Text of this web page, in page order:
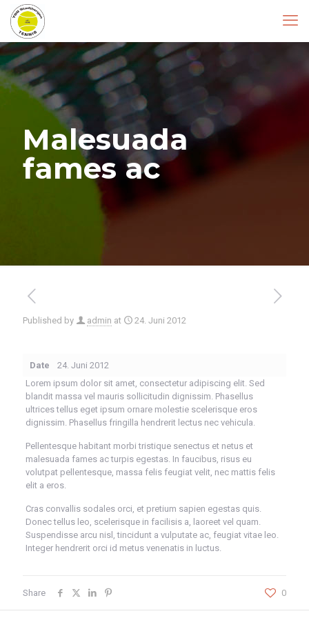
Malesuada
fames ac
Published by admin at 24. Juni 2012
Date
24. Juni 2012
Lorem ipsum dolor sit amet, consectetur adipiscing elit. Sed
blandit massa vel mauris sollicitudin dignissim. Phasellus
ultrices tellus eget ipsum ornare molestie scelerisque eros
dignissim. Phasellus fringilla hendrerit lectus nec vehicula.
Pellentesque habitant morbi tristique senectus et netus et
malesuada fames ac turpis egestas. In faucibus, risus eu
volutpat pellentesque, massa felis feugiat velit, nec mattis felis
elit a eros.
Cras convallis sodales orci, et pretium sapien egestas quis.
Donec tellus leo, scelerisque in facilisis a, laoreet vel quam.
Suspendisse arcu nisl, tincidunt a vulputate ac, feugiat vitae leo.
Integer hendrerit orci id metus venenatis in luctus.
Share 0